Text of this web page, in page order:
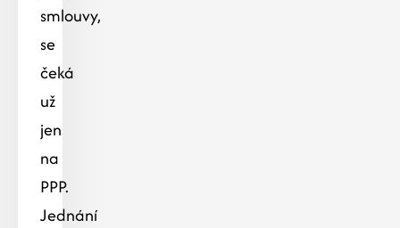
smlouvy,
se
čeká
už
jen
na
PPP.
Jednání